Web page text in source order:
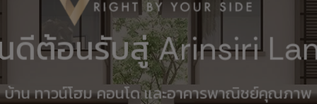
ดีต้อนรับสู่ Arinsiri
บ้าน ทาวน์โฮม คอนโด และอาคารพาณิชย์คุณภาพ